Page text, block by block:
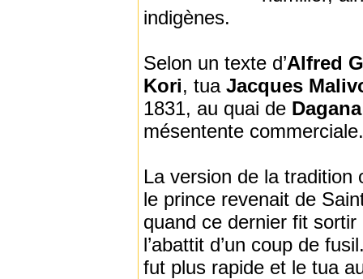
indigènes.
Selon un texte d’Alfred
Kori, tua Jacques
1831, au quai de Dagana
mésentente commerciale.
La version de la tradition
le prince revenait de
quand ce dernier fit
l’abattit d’un coup de
fut plus rapide et le tua